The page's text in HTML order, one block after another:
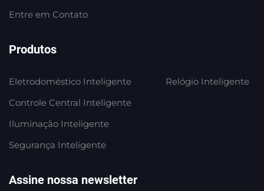
Entre em Contato
Produtos
Eletrodoméstico Inteligente
Controle Central Inteligente
Iluminação Inteligente
Segurança Inteligente
Relógio Inteligente
Assine nossa newsletter